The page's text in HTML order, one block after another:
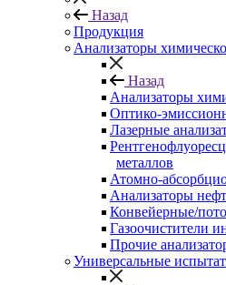
Назад
Продукция
Анализаторы
Назад
Анализаторы
Оптико-
Лазерные
металлов
Атомно-
Анализаторы
Конвейерные/
Газоочистители
Прочие
Универсальные